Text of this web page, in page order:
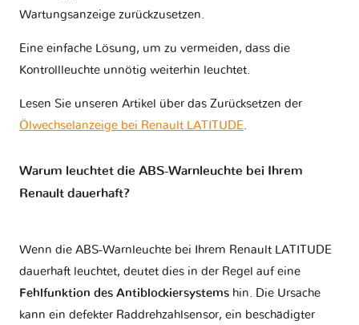
Wartungsanzeige zurückzusetzen.
Eine einfache Lösung, um zu vermeiden, dass die
Kontrollleuchte unnötig weiterhin leuchtet.
Lesen Sie unseren Artikel über das Zurücksetzen der
Ölwechselanzeige bei Renault LATITUDE.
Warum leuchtet die ABS-Warnleuchte bei Ihrem
Renault dauerhaft?
Wenn die ABS-Warnleuchte bei Ihrem Renault LATITUDE
dauerhaft leuchtet, deutet dies in der Regel auf eine
Fehlfunktion des Antiblockiersystems hin. Die Ursache
kann ein defekter Raddrehzahlsensor, ein beschädigter